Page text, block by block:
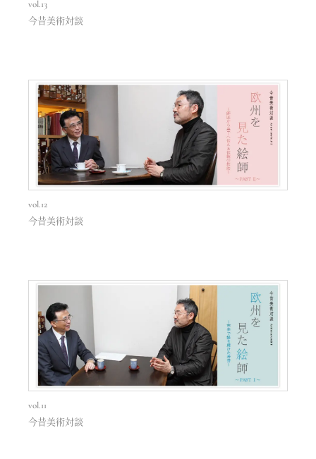
vol.13
今昔美術対談
vol.12
今昔美術対談
vol.11
今昔美術対談